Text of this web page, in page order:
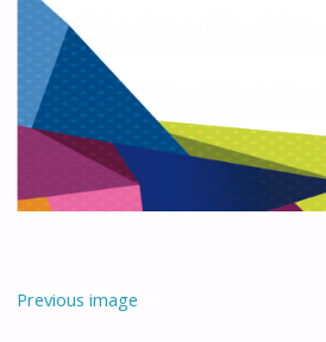
Previous image